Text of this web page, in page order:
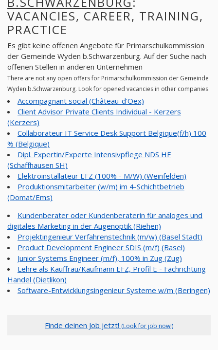
VACANCIES, CAREER, TRAINING,
PRACTICE
Es gibt keine offenen Angebote für Primarschulkommission
der Gemeinde Wyden b.Schwarzenburg. Auf der Suche nach
offenen Stellen in anderen Unternehmen
There are not any open offers for Primarschulkommission der Gemeinde
Wyden b.Schwarzenburg. Look for opened vacancies in other companies
Accompagnant social (Château-d'Oex)
Client Advisor Private Clients Individual - Kerzers
(Kerzers)
Collaborateur IT Service Desk Support Belgique(f/h) 100
% (Belgique)
Dipl. Expertin/Experte Intensivpflege NDS HF
(Schaffhausen SH)
Elektroinstallateur EFZ (100% - M/W) (Weinfelden)
Produktionsmitarbeiter (w/m) im 4-Schichtbetrieb
(Domat/Ems)
Kundenberater oder Kundenberaterin für analoges und
digitales Marketing in der Augenoptik (Riehen)
Projektingenieur Verfahrenstechnik (m/w) (Basel Stadt)
Product Development Engineer SDIS (m/f) (Basel)
Junior Systems Engineer (m/f), 100% in Zug (Zug)
Lehre als Kauffrau/Kaufmann EFZ, Profil E - Fachrichtung
Handel (Dietlikon)
Software-Entwicklungsingenieur Systeme w/m (Beringen)
Finde deinen Job jetzt! (Look for job now!)